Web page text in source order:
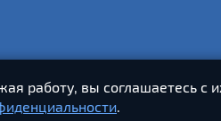
работу, вы соглашаетесь с
.